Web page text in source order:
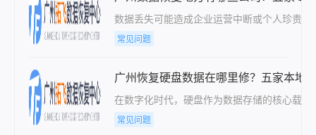
数据丢失可能造成企业运营中断或个人珍贵
常见问题
广州恢复硬盘数据在哪里修？五家本地
在数字化时代，硬盘作为数据存储的核心载
常见问题